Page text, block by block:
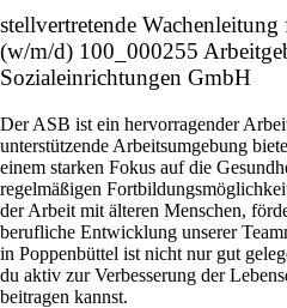
stellvertretende
(w/m/d) 100_000255
Sozialeinrichtungen GmbH
Der ASB ist ein hervorragender
unterstützende Arbeitsumgebung
einem starken Fokus auf die
regelmäßigen
der Arbeit mit älteren Menschen,
berufliche Entwicklung unserer
in Poppenbüttel ist nicht nur gut
du aktiv zur Verbesserung der
beitragen kannst.